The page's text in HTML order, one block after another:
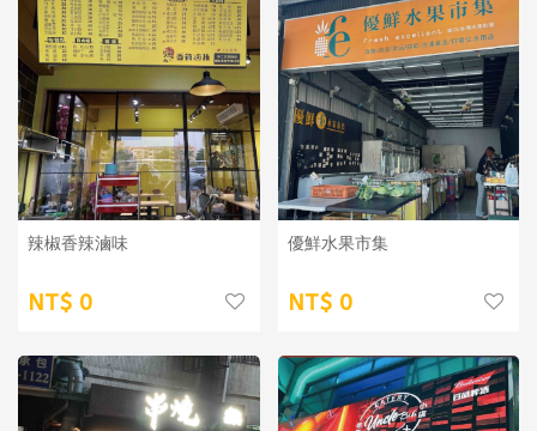
辣椒香辣滷味
0
優鮮水果市集
0